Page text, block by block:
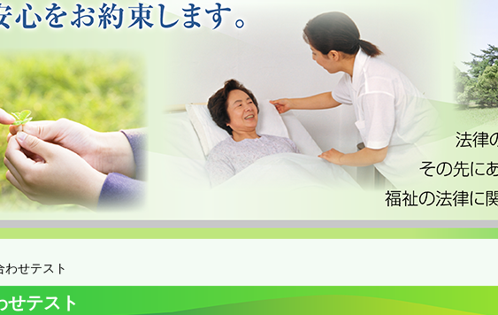
わせテスト
せテスト